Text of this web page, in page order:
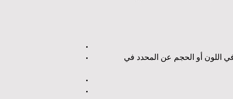
في اللون أو الحجم عن المحدد في